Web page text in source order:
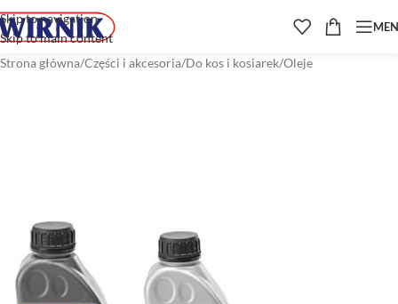
Skip to navigation
Skip to main content
Strona główna/Części i akcesoria/Do kos i kosiarek/Oleje